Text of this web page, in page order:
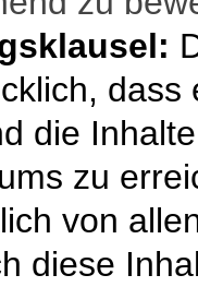
die
zu
von
diese